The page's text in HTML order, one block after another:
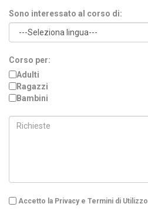
Sono interessato al corso di:
Corso per:
Adulti
Ragazzi
Bambini
Accetto la Privacy e Termini di Utilizzo